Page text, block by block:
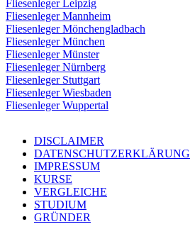
Fliesenleger Leipzig
Fliesenleger Mannheim
Fliesenleger Mönchengladbach
Fliesenleger München
Fliesenleger Münster
Fliesenleger Nürnberg
Fliesenleger Stuttgart
Fliesenleger Wiesbaden
Fliesenleger Wuppertal
DISCLAIMER
DATENSCHUTZERKLÄRUNG
IMPRESSUM
KURSE
VERGLEICHE
STUDIUM
GRÜNDER